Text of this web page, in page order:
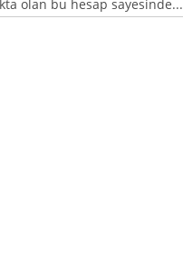
olan bu hesap sayesinde...